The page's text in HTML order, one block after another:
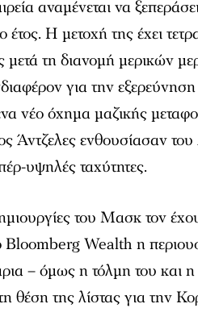
αναμένεται να
έτος. Η μετοχή της έχει
μετά τη διανομή μερικών
για την
νέο όχημα μαζικής
Άντζελες ενθουσίασαν
υψηλές ταχύτητες.
του Μασκ τον
Bloomberg Wealth η
– όμως η τόλμη του και
θέση της λίστας για την